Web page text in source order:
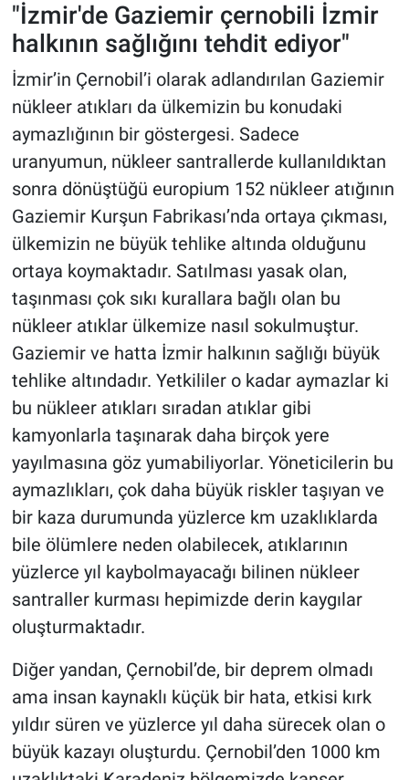
"İzmir'de Gaziemir çernobili İzmir
halkının sağlığını tehdit ediyor"
İzmir’in Çernobil’i olarak adlandırılan Gaziemir
nükleer atıkları da ülkemizin bu konudaki
aymazlığının bir göstergesi. Sadece
uranyumun, nükleer santrallerde kullanıldıktan
sonra dönüştüğü europium 152 nükleer atığının
Gaziemir Kurşun Fabrikası’nda ortaya çıkması,
ülkemizin ne büyük tehlike altında olduğunu
ortaya koymaktadır. Satılması yasak olan,
taşınması çok sıkı kurallara bağlı olan bu
nükleer atıklar ülkemize nasıl sokulmuştur.
Gaziemir ve hatta İzmir halkının sağlığı büyük
tehlike altındadır. Yetkililer o kadar aymazlar ki
bu nükleer atıkları sıradan atıklar gibi
kamyonlarla taşınarak daha birçok yere
yayılmasına göz yumabiliyorlar. Yöneticilerin bu
aymazlıkları, çok daha büyük riskler taşıyan ve
bir kaza durumunda yüzlerce km uzaklıklarda
bile ölümlere neden olabilecek, atıklarının
yüzlerce yıl kaybolmayacağı bilinen nükleer
santraller kurması hepimizde derin kaygılar
oluşturmaktadır.
Diğer yandan, Çernobil’de, bir deprem olmadı
ama insan kaynaklı küçük bir hata, etkisi kırk
yıldır süren ve yüzlerce yıl daha sürecek olan o
büyük kazayı oluşturdu. Çernobil’den 1000 km